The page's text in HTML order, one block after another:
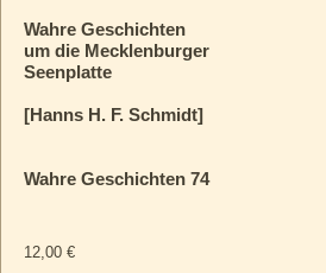
Wahre Geschichten
um die Mecklenburger
Seenplatte
[Hanns H. F. Schmidt]
Wahre Geschichten 74
12,00 €